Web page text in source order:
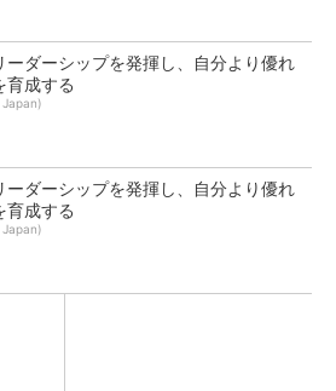
ーダーシップを発揮し、自分より優れ
育成する
Japan)
ーダーシップを発揮し、自分より優れ
育成する
Japan)